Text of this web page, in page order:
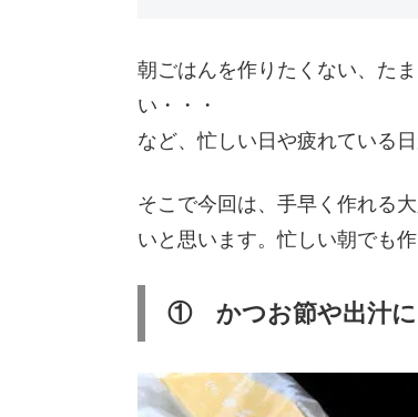
朝ごはんを作りたくない、た
い・・・
など、忙しい日や疲れている
そこで今回は、手早く作れる
いと思います。忙しい朝でも
① かつお節や出汁に